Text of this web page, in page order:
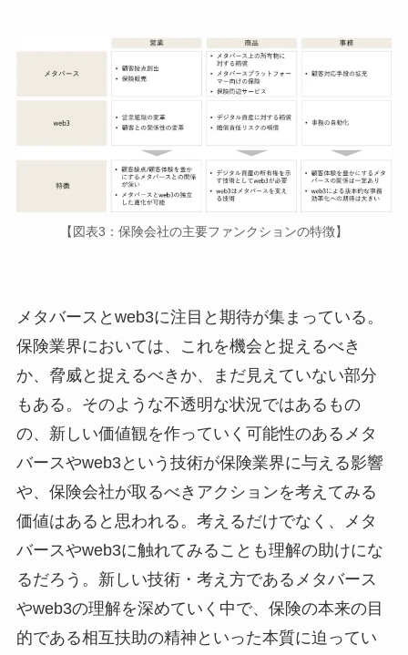
【図表3：保険会社の主要ファンクションの特徴】
メタバースとweb3に注目と期待が集まっている。
保険業界においては、これを機会と捉えるべき
か、脅威と捉えるべきか、まだ見えていない部分
もある。そのような不透明な状況ではあるもの
の、新しい価値観を作っていく可能性のあるメタ
バースやweb3という技術が保険業界に与える影響
や、保険会社が取るべきアクションを考えてみる
価値はあると思われる。考えるだけでなく、メタ
バースやweb3に触れてみることも理解の助けにな
るだろう。新しい技術・考え方であるメタバース
やweb3の理解を深めていく中で、保険の本来の目
的である相互扶助の精神といった本質に迫ってい